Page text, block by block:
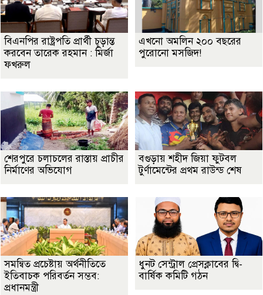
বিএনপির রাষ্ট্রপতি প্রার্থী চূড়ান্ত
করবেন তারেক রহমান : মির্জা
ফখরুল
এখনো অমলিন ২০০ বছরের
পুরোনো মসজিদ!
শেরপুরে চলাচলের রাস্তায় প্রাচীর
নির্মাণের অভিযোগ
বগুড়ায় শহীদ জিয়া ফুটবল
টুর্ণামেন্টের প্রথম রাউন্ড শেষ
সমন্বিত প্রচেষ্টায় অর্থনীতিতে
ইতিবাচক পরিবর্তন সম্ভব:
প্রধানমন্ত্রী
ধুনট সেন্ট্রাল প্রেসক্লাবের দ্বি-
বার্ষিক কমিটি গঠন